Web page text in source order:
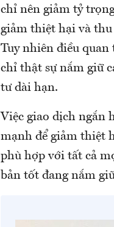
chỉ nên giảm tỷ
giảm thiệt hại và
Tuy nhiên điều
chỉ thật sự nắm giữ
tư dài hạn.
Việc giao dịch ngắn
mạnh để giảm thiệt
phù hợp với tất cả
bản tốt đang nắm